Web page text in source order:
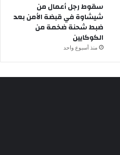
سقوط رجل أعمال من
شيشاوة في قبضة الأمن بعد
ضبط شحنة ضخمة من
الكوكايين
منذ أسبوع واحد